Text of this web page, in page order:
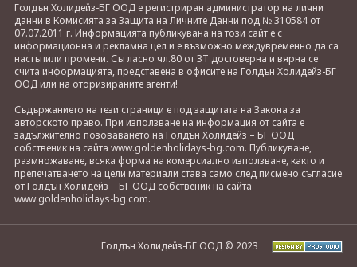
Голдън Холидейз-БГ ООД е регистриран администратор на лични
данни в Комисията за Защита на Личните Данни под № 310584 от
07.07.2011 г. Информацията публикувана на този сайт е с
информационна и рекламна цел и е възможно междувременно да са
настъпили промени. Съгласно чл.80 от ЗТ достоверна и вярна се
счита информацията, представена в офисите на Голдън Холидейз-БГ
ООД или на оторизираните агенти!
Съдържанието на тези страници е под защитата на Закона за
авторското право. При използване на информация от сайта е
задължително позоваването на Голдън Холидейз – БГ ООД
собственик на сайта www.goldenholidays-bg.com. Публикуване,
размножаване, всяка форма на комерсиално използване, както и
препечатването на цели материали става само след писмено съгласие
от Голдън Холидейз – БГ ООД собственик на сайта
www.goldenholidays-bg.com.
Голдън Холидейз-БГ ООД © 2023